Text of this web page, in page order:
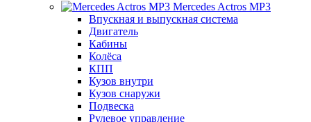
Mercedes Actros MP3
Впускная и выпускная система
Двигатель
Кабины
Колёса
КПП
Кузов внутри
Кузов снаружи
Подвеска
Рулевое управление